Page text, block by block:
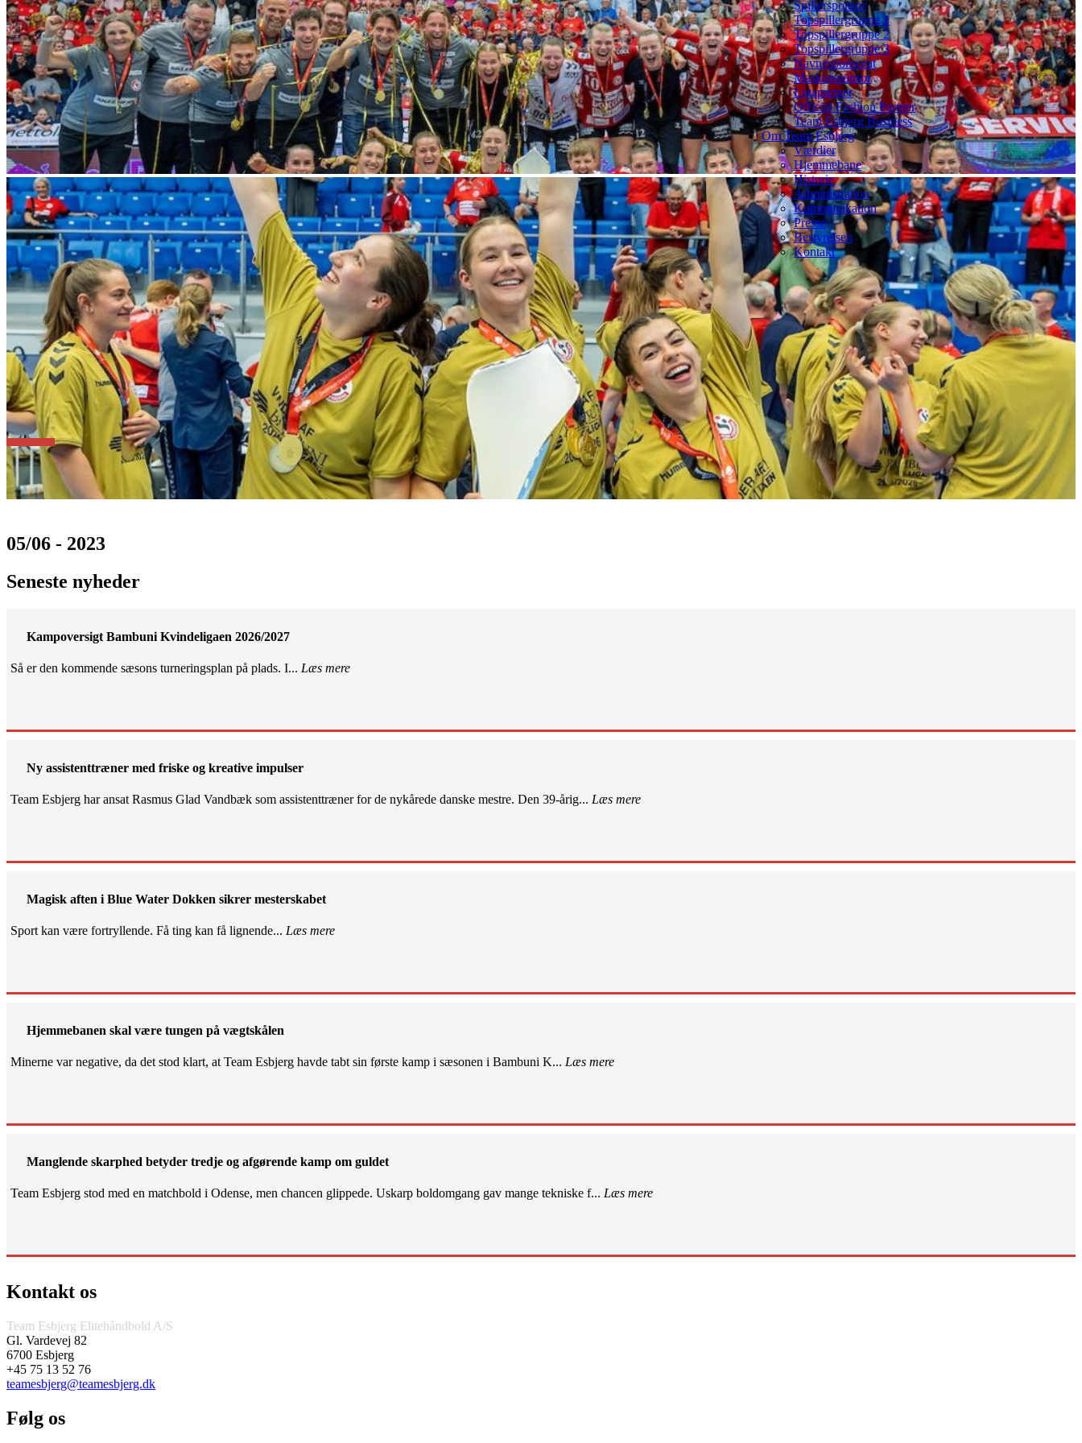
Spillersponsor
Topspillergruppe 1
Topspillergruppe 2
Topspillergruppe 3
Navnesponsorat
Maskotsponsor
Ligapartner
Official Fashion Partner
Team Esbjerg Business
Om Team Esbjerg
Værdier
Hjemmebane
Historie
Administration
Kommunikation
Presse
Bestyrelsen
Kontakt
05/06 - 2023
Seneste nyheder
Kampoversigt Bambuni Kvindeligaen 2026/2027
Så er den kommende sæsons turneringsplan på plads. I... Læs mere
Ny assistenttræner med friske og kreative impulser
Team Esbjerg har ansat Rasmus Glad Vandbæk som assistenttræner for de nykårede danske mestre. Den 39-årig... Læs mere
Magisk aften i Blue Water Dokken sikrer mesterskabet
Sport kan være fortryllende. Få ting kan få lignende... Læs mere
Hjemmebanen skal være tungen på vægtskålen
Minerne var negative, da det stod klart, at Team Esbjerg havde tabt sin første kamp i sæsonen i Bambuni K... Læs mere
Manglende skarphed betyder tredje og afgørende kamp om guldet
Team Esbjerg stod med en matchbold i Odense, men chancen glippede. Uskarp boldomgang gav mange tekniske f... Læs mere
Kontakt os
Team Esbjerg Elitehåndbold A/S
Gl. Vardevej 82
6700 Esbjerg
+45 75 13 52 76
teamesbjerg@teamesbjerg.dk
Følg os